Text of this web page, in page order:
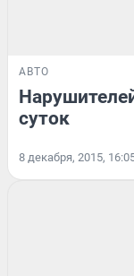
АВТО
суток
8 декабря, 2015,